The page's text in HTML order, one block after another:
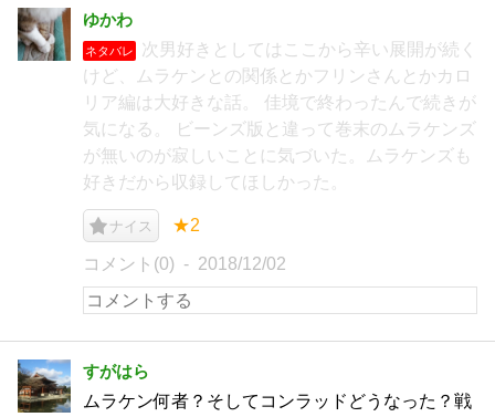
ゆかわ
ネタバレ
次男好きとしてはここから辛い展開が続く
けど、ムラケンとの関係とかフリンさんとかカロ
リア編は大好きな話。 佳境で終わったんで続きが
気になる。 ビーンズ版と違って巻末のムラケンズ
が無いのが寂しいことに気づいた。ムラケンズも
好きだから収録してほしかった。
ナイス ★2
コメント(0) 2018/12/02
すがはら
ムラケン何者？そしてコンラッドどうなった？戦